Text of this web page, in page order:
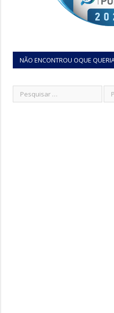
NÃO ENCONTROU OQUE